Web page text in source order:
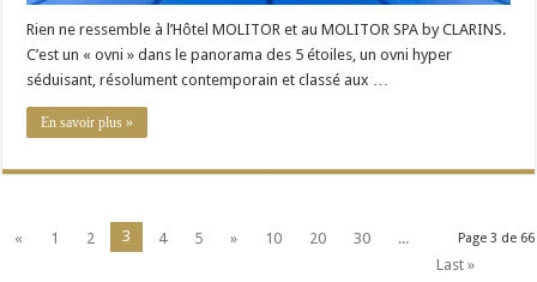
Rien ne ressemble à l’Hôtel MOLITOR et au MOLITOR SPA by CLARINS.
C’est un « ovni » dans le panorama des 5 étoiles, un ovni hyper
séduisant, résolument contemporain et classé aux …
En savoir plus »
Page 3 de 66
« 1 2 3 4 5 » 10 20 30
...
Last »